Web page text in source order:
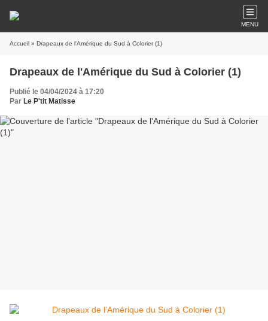
MENU
Accueil » Drapeaux de l'Amérique du Sud à Colorier (1)
Drapeaux de l'Amérique du Sud à Colorier (1)
Publié le 04/04/2024 à 17:20
Par Le P'tit Matisse